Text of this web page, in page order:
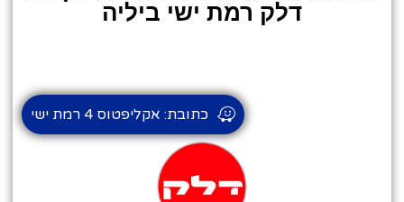
דלק רמת ישי ביליה
כתובת: אקליפטוס 4 רמת ישי